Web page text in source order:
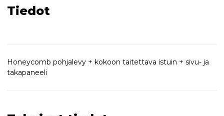
Tiedot
Honeycomb pohjalevy + kokoon taitettava istuin + sivu- ja
takapaneeli